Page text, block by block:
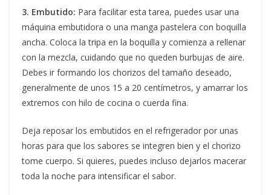
3. Embutido: Para facilitar esta tarea, puedes usar una
máquina embutidora o una manga pastelera con boquilla
ancha. Coloca la tripa en la boquilla y comienza a rellenar
con la mezcla, cuidando que no queden burbujas de aire.
Debes ir formando los chorizos del tamaño deseado,
generalmente de unos 15 a 20 centímetros, y amarrar los
extremos con hilo de cocina o cuerda fina.
Deja reposar los embutidos en el refrigerador por unas
horas para que los sabores se integren bien y el chorizo
tome cuerpo. Si quieres, puedes incluso dejarlos macerar
toda la noche para intensificar el sabor.